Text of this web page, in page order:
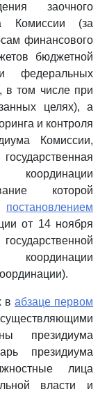
заочного
Комиссии (за
финансового
бюджетной
федеральных
в том числе при
целях), а
и контроля
Комиссии,
которой
постановлением
от 14 ноября
в абзаце первом
президиума
президиума
лица
власти и